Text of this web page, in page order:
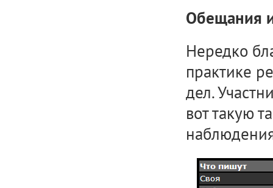
Обещания
Нередко
практике
дел.
вот такую